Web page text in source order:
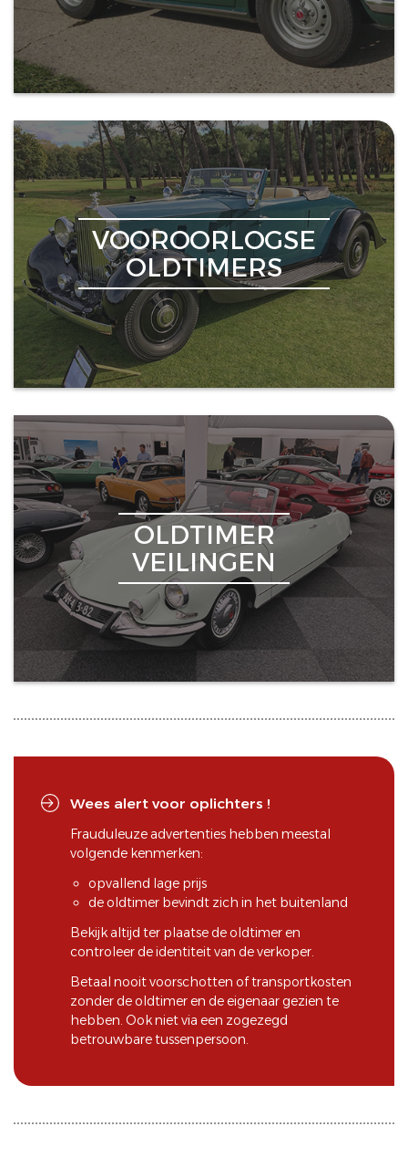
VOOROORLOGSE
OLDTIMERS
OLDTIMER
VEILINGEN
Wees alert voor oplichters !
Frauduleuze advertenties hebben meestal
volgende kenmerken:
opvallend lage prijs
de oldtimer bevindt zich in het buitenland
Bekijk altijd ter plaatse de oldtimer en
controleer de identiteit van de verkoper.
Betaal nooit voorschotten of transportkosten
zonder de oldtimer en de eigenaar gezien te
hebben. Ook niet via een zogezegd
betrouwbare tussenpersoon.